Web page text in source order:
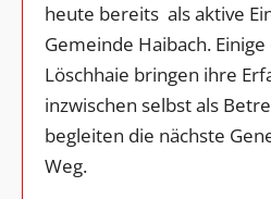
heute bereits als aktive
Gemeinde Haibach.
Löschhaie bringen ihre
inzwischen selbst als
begleiten die nächste
Weg.